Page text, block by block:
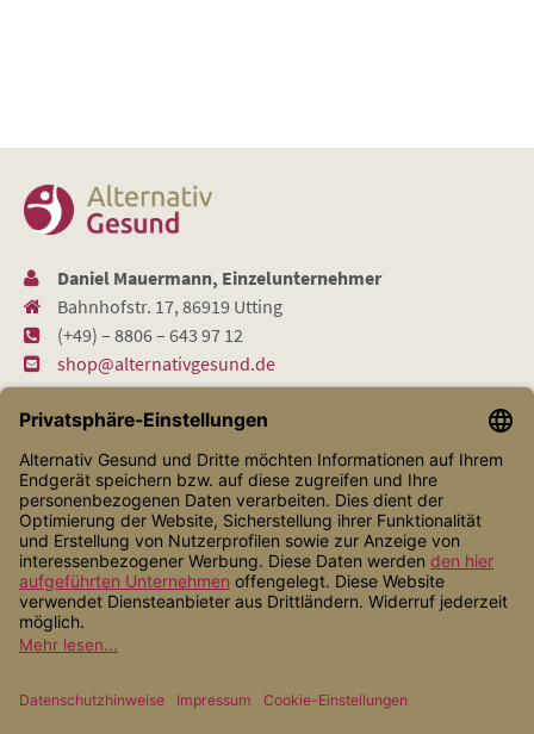
Daniel Mauermann, Einzelunternehmer
Bahnhofstr. 17, 86919 Utting
(+49) – 8806 – 643 97 12
shop@alternativgesund.de
Shop Service
Informationen
Zahlungsarten